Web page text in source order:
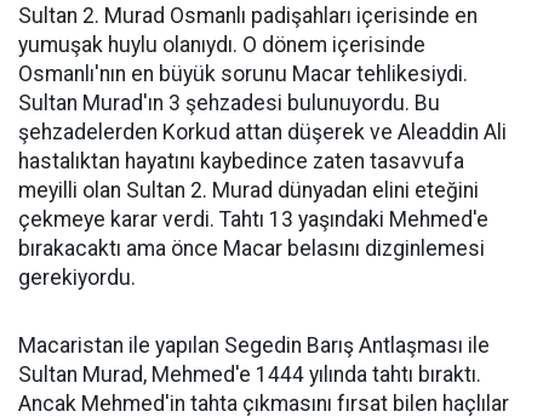
Sultan 2. Murad Osmanlı padişahları içerisinde en
yumuşak huylu olanıydı. O dönem içerisinde
Osmanlı'nın en büyük sorunu Macar tehlikesiydi.
Sultan Murad'ın 3 şehzadesi bulunuyordu. Bu
şehzadelerden Korkud attan düşerek ve Aleaddin Ali
hastalıktan hayatını kaybedince zaten tasavvufa
meyilli olan Sultan 2. Murad dünyadan elini eteğini
çekmeye karar verdi. Tahtı 13 yaşındaki Mehmed'e
bırakacaktı ama önce Macar belasını dizginlemesi
gerekiyordu.
Macaristan ile yapılan Segedin Barış Antlaşması ile
Sultan Murad, Mehmed'e 1444 yılında tahtı bıraktı.
Ancak Mehmed'in tahta çıkmasını fırsat bilen haçlılar